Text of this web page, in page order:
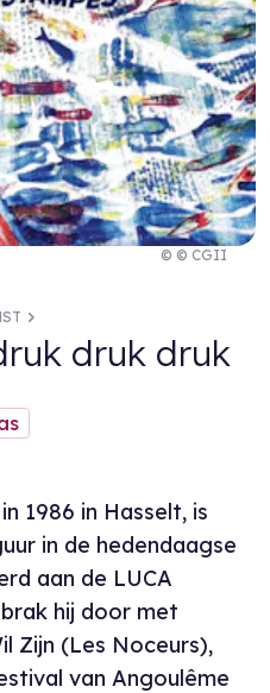
© © CGII
druk druk
1986 in Hasselt, is
in de hedendaagse
aan de LUCA
hij door met
Zijn (Les Noceurs),
van Angoulême